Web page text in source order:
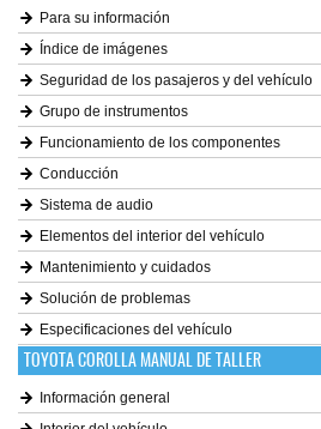
Para su información
Índice de imágenes
Seguridad de los pasajeros y del vehículo
Grupo de instrumentos
Funcionamiento de los componentes
Conducción
Sistema de audio
Elementos del interior del vehículo
Mantenimiento y cuidados
Solución de problemas
Especificaciones del vehículo
TOYOTA COROLLA MANUAL DE TALLER
Información general